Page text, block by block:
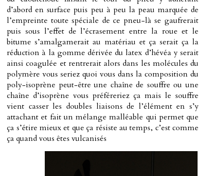
d’abord en surface puis peu à peu la peau marquée de
l’empreinte toute spéciale de ce pneu-là se gaufrerait
puis sous l’effet de l’écrasement entre la roue et le
bitume s’amalgamerait au matériau et ça serait ça la
réduction à la gomme dérivée du latex d’hévéa y serait
ainsi coagulée et rentrerait alors dans les molécules du
polymère vous seriez quoi vous dans la composition du
poly-isoprène peut-être une chaîne de souffre ou une
chaîne d’isoprène vous préféreriez ça mais le souffre
vient casser les doubles liaisons de l’élément en s’y
attachant et fait un mélange malléable qui permet que
ça s’étire mieux et que ça résiste au temps, c’est comme
ça quand vous êtes vulcanisés